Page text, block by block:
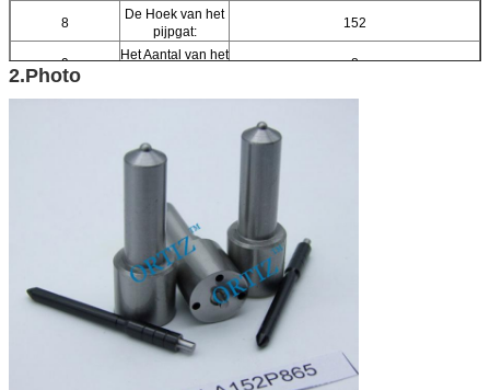
8
De Hoek van het
pijpgat:
152
9
Het Aantal van het
8
10
Motor van een
Isuzu-n-Reeksen 6WG1 15.7L
2.Photo